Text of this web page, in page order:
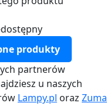
produkty
partnerów
u naszych
Lampy.pl oraz Zuma